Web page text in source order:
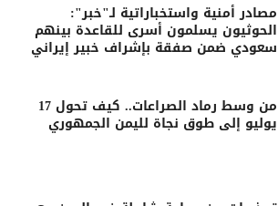
مصادر أمنية واستخباراتية لـ"خبر":
الحوثيون يسلمون أسرى للقاعدة بينهم
سعودي ضمن صفقة بإشراف خبير إيراني
من وسط رماد الصراعات.. كيف تحول 17
يوليو إلى طوق نجاة لليمن الجمهوري